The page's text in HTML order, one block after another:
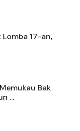
17-an,
Bak
...